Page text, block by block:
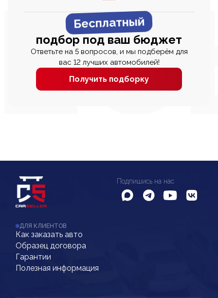
Бесплатный
подбор под ваш бюджет
Ответьте на 5 вопросов, и мы подберём для
вас 12 лучших автомобилей!
Получить подборку
Подпишись на нас
ДЛЯ КЛИЕНТОВ
Как заказать авто
Образец договора
Гарантии
Полезная информация